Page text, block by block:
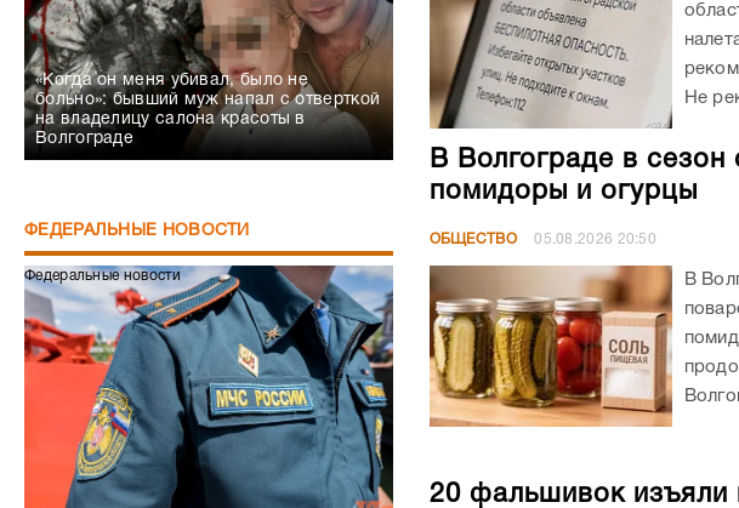
«Когда он меня убивал, было не
больно»: бывший муж напал с отверткой
на владелицу салона красоты в
Волгограде
ФЕДЕРАЛЬНЫЕ НОВОСТИ
Федеральные новости
Не
В Волгограде в
помидоры и огурцы
ОБЩЕСТВО 05.08.2026 20:50
В
20 фальшивок изъяли